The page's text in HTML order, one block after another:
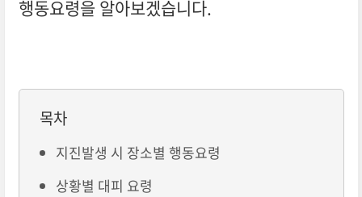
행동요령을 알아보겠습니다.
목차
지진발생 시 장소별 행동요령
상황별 대피 요령